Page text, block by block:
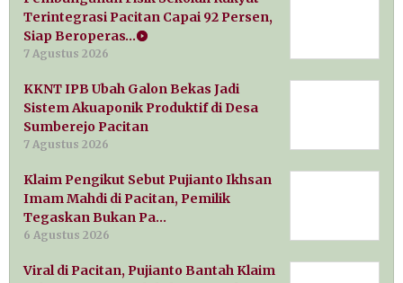
Terintegrasi Pacitan Capai 92 Persen,
Siap Beroperas…
7 Agustus 2026
KKNT IPB Ubah Galon Bekas Jadi
Sistem Akuaponik Produktif di Desa
Sumberejo Pacitan
7 Agustus 2026
Klaim Pengikut Sebut Pujianto Ikhsan
Imam Mahdi di Pacitan, Pemilik
Tegaskan Bukan Pa…
6 Agustus 2026
Viral di Pacitan, Pujianto Bantah Klaim